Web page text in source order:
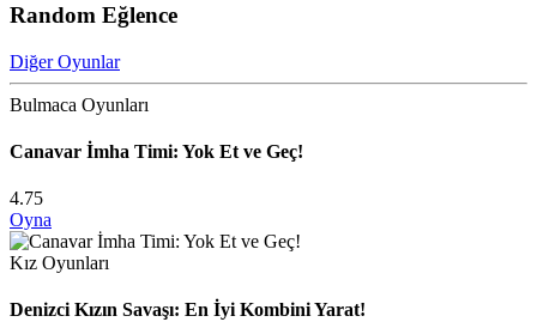
Random Eğlence
Diğer Oyunlar
Bulmaca Oyunları
Canavar İmha Timi: Yok Et ve Geç!
4.75
Oyna
Kız Oyunları
Denizci Kızın Savaşı: En İyi Kombini Yarat!